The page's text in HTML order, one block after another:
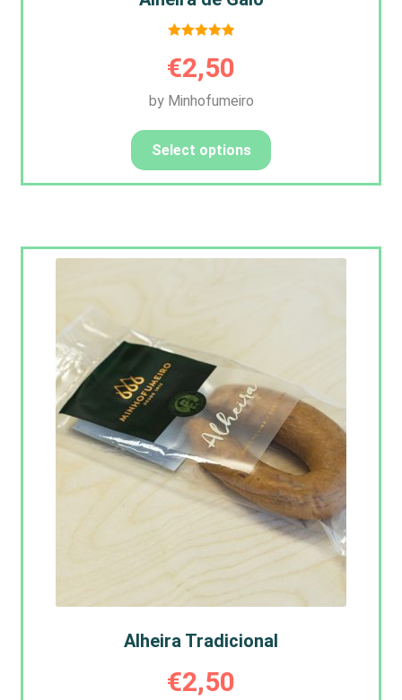
5.00
de 5
€2,50
by Minhofumeiro
Select options
Alheira Tradicional
€2,50